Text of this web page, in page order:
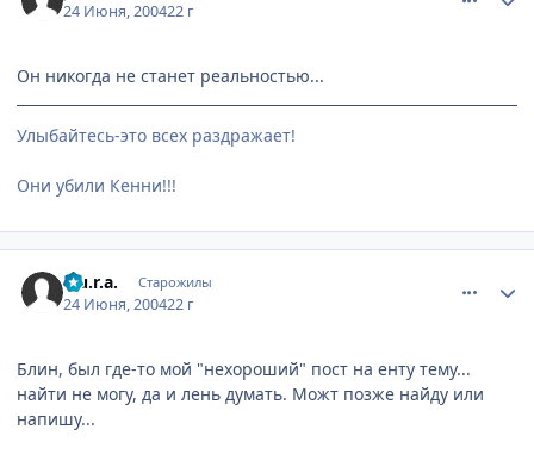
24 Июня, 200422 г
Он никогда не станет реальностью...
Улыбайтесь-это всех раздражает!
Они убили Кенни!!!
a.u.r.a. Старожилы
24 Июня, 200422 г
Блин, был где-то мой "нехороший" пост на енту тему...
найти не могу, да и лень думать. Можт позже найду или
напишу...